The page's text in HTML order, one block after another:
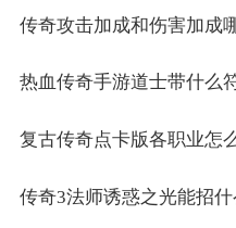
传奇攻击加成和伤害加成
热血传奇手游道士带什么
复古传奇点卡版各职业怎
传奇3法师诱惑之光能招